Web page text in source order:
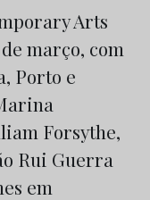
Arts
março, com
Porto e
Forsythe,
Rui Guerra
em